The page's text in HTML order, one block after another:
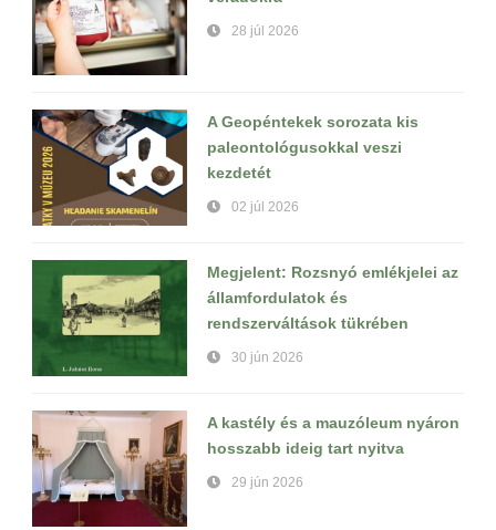
28 júl 2026
A Geopéntekek sorozata kis
paleontológusokkal veszi
kezdetét
02 júl 2026
Megjelent: Rozsnyó emlékjelei az
államfordulatok és
rendszerváltások tükrében
30 jún 2026
A kastély és a mauzóleum nyáron
hosszabb ideig tart nyitva
29 jún 2026